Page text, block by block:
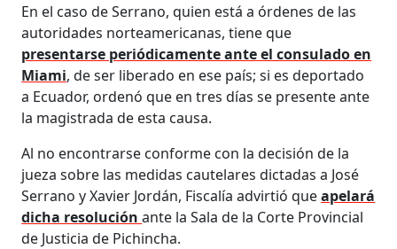
En el caso de Serrano, quien está a órdenes de las
autoridades norteamericanas, tiene que
presentarse periódicamente ante el consulado en
Miami, de ser liberado en ese país; si es deportado
a Ecuador, ordenó que en tres días se presente ante
la magistrada de esta causa.
Al no encontrarse conforme con la decisión de la
jueza sobre las medidas cautelares dictadas a José
Serrano y Xavier Jordán, Fiscalía advirtió queapelará
dicha resoluciónante la Sala de la Corte Provincial
de Justicia de Pichincha.